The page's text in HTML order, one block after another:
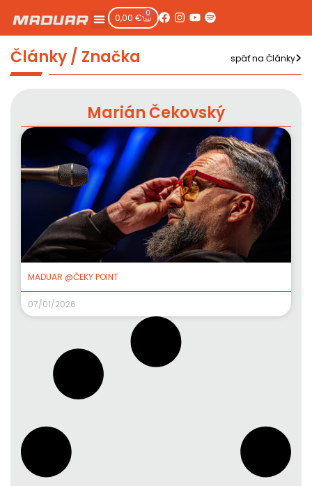
0,00 € 0
Články / Značka späť na Články
Marián Čekovský
MADUAR @ČEKY POINT
07/01/2026